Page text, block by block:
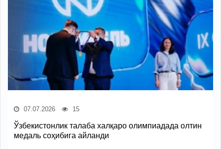
07.07.2026 15
Ўзбекистонлик талаба халқаро олимпиадада олтин
медаль соҳибига айланди